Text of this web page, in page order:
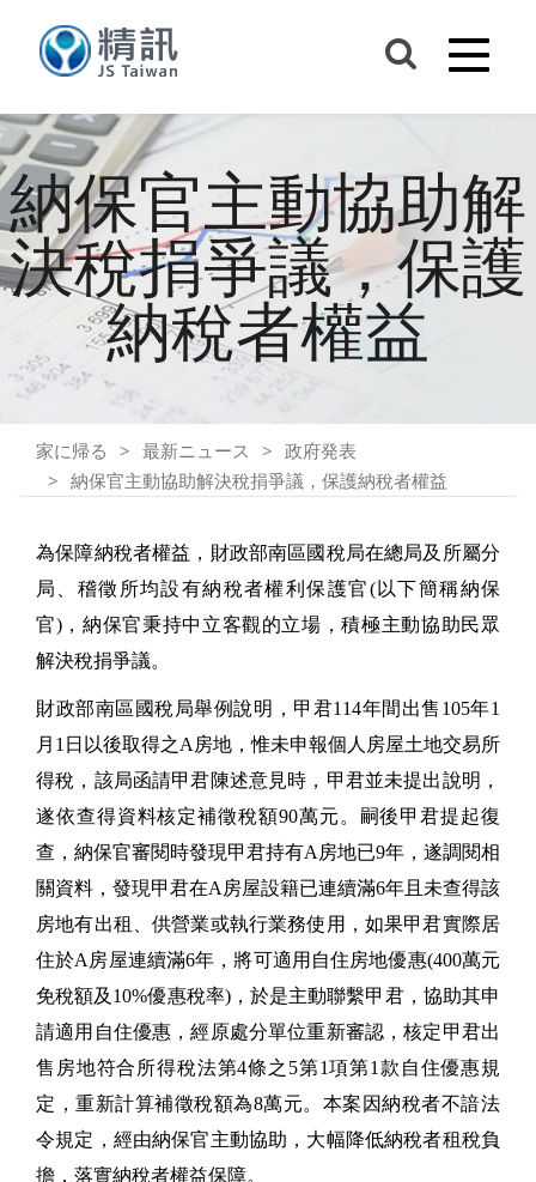
納保官主動協助解
決稅捐爭議，保護
納稅者權益
家に帰る 最新ニュース
政府発表
納保官主動協助解決稅捐爭議，保護納稅者權益
為保障納稅者權益，財政部南區國稅局在總局及所屬分
局、稽徵所均設有納稅者權利保護官(以下簡稱納保
官)，納保官秉持中立客觀的立場，積極主動協助民眾
解決稅捐爭議。
財政部南區國稅局舉例說明，甲君114年間出售105年1
月1日以後取得之A房地，惟未申報個人房屋土地交易所
得稅，該局函請甲君陳述意見時，甲君並未提出說明，
遂依查得資料核定補徵稅額90萬元。嗣後甲君提起復
查，納保官審閱時發現甲君持有A房地已9年，遂調閱相
關資料，發現甲君在A房屋設籍已連續滿6年且未查得該
房地有出租、供營業或執行業務使用，如果甲君實際居
住於A房屋連續滿6年，將可適用自住房地優惠(400萬元
免稅額及10%優惠稅率)，於是主動聯繫甲君，協助其申
請適用自住優惠，經原處分單位重新審認，核定甲君出
售房地符合所得稅法第4條之5第1項第1款自住優惠規
定，重新計算補徵稅額為8萬元。本案因納稅者不諳法
令規定，經由納保官主動協助，大幅降低納稅者租稅負
擔，落實納稅者權益保障。